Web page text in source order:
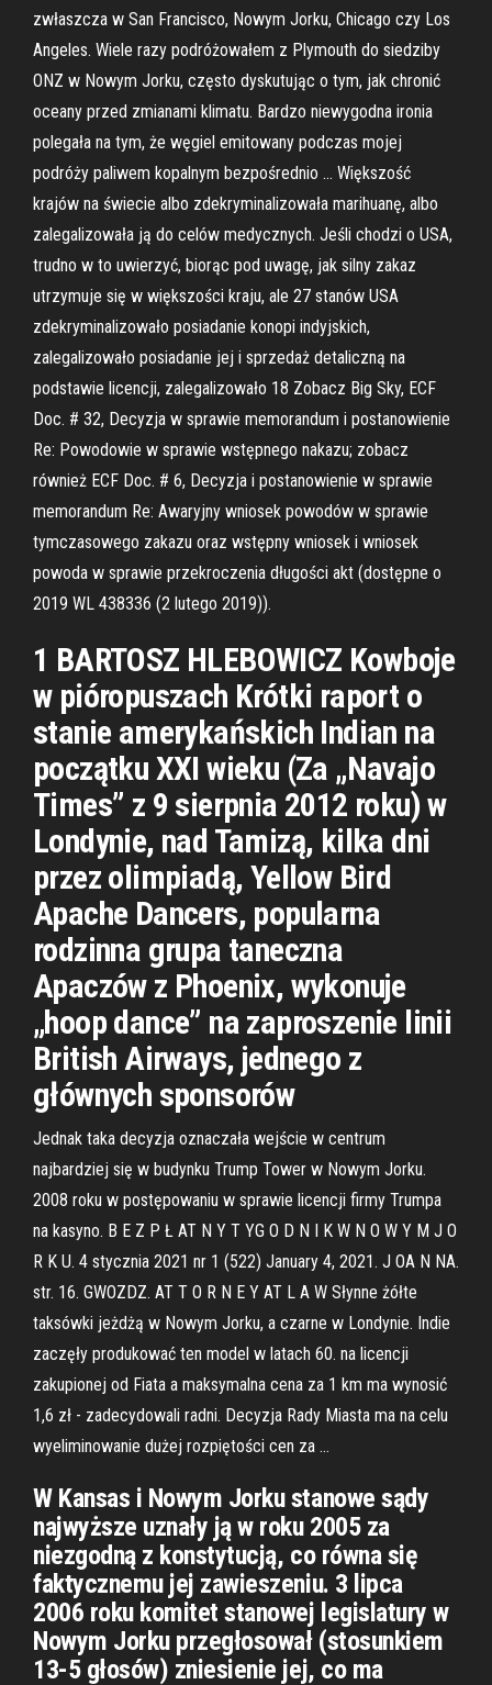
zwłaszcza w San Francisco, Nowym Jorku, Chicago czy Los
Angeles. Wiele razy podróżowałem z Plymouth do siedziby
ONZ w Nowym Jorku, często dyskutując o tym, jak chronić
oceany przed zmianami klimatu. Bardzo niewygodna ironia
polegała na tym, że węgiel emitowany podczas mojej
podróży paliwem kopalnym bezpośrednio … Większość
krajów na świecie albo zdekryminalizowała marihuanę, albo
zalegalizowała ją do celów medycznych. Jeśli chodzi o USA,
trudno w to uwierzyć, biorąc pod uwagę, jak silny zakaz
utrzymuje się w większości kraju, ale 27 stanów USA
zdekryminalizowało posiadanie konopi indyjskich,
zalegalizowało posiadanie jej i sprzedaż detaliczną na
podstawie licencji, zalegalizowało 18 Zobacz Big Sky, ECF
Doc. # 32, Decyzja w sprawie memorandum i postanowienie
Re: Powodowie w sprawie wstępnego nakazu; zobacz
również ECF Doc. # 6, Decyzja i postanowienie w sprawie
memorandum Re: Awaryjny wniosek powodów w sprawie
tymczasowego zakazu oraz wstępny wniosek i wniosek
powoda w sprawie przekroczenia długości akt (dostępne o
2019 WL 438336 (2 lutego 2019)).
1 BARTOSZ HLEBOWICZ Kowboje
w pióropuszach Krótki raport o
stanie amerykańskich Indian na
początku XXI wieku (Za „Navajo
Times” z 9 sierpnia 2012 roku) w
Londynie, nad Tamizą, kilka dni
przez olimpiadą, Yellow Bird
Apache Dancers, popularna
rodzinna grupa taneczna
Apaczów z Phoenix, wykonuje
„hoop dance” na zaproszenie linii
British Airways, jednego z
głównych sponsorów
Jednak taka decyzja oznaczała wejście w centrum
najbardziej się w budynku Trump Tower w Nowym Jorku.
2008 roku w postępowaniu w sprawie licencji firmy Trumpa
na kasyno. B E Z P Ł AT N Y T YG O D N I K W N O W Y M J O
R K U. 4 stycznia 2021 nr 1 (522) January 4, 2021. J OA N NA.
str. 16. GWOZDZ. AT T O R N E Y AT L A W Słynne żółte
taksówki jeżdżą w Nowym Jorku, a czarne w Londynie. Indie
zaczęły produkować ten model w latach 60. na licencji
zakupionej od Fiata a maksymalna cena za 1 km ma wynosić
1,6 zł - zadecydowali radni. Decyzja Rady Miasta ma na celu
wyeliminowanie dużej rozpiętości cen za …
W Kansas i Nowym Jorku stanowe sądy
najwyższe uznały ją w roku 2005 za
niezgodną z konstytucją, co równa się
faktycznemu jej zawieszeniu. 3 lipca
2006 roku komitet stanowej legislatury w
Nowym Jorku przegłosował (stosunkiem
13-5 głosów) zniesienie jej, co ma